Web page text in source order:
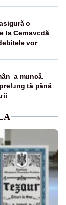
o
la Cernavodă
vor
la muncă.
până